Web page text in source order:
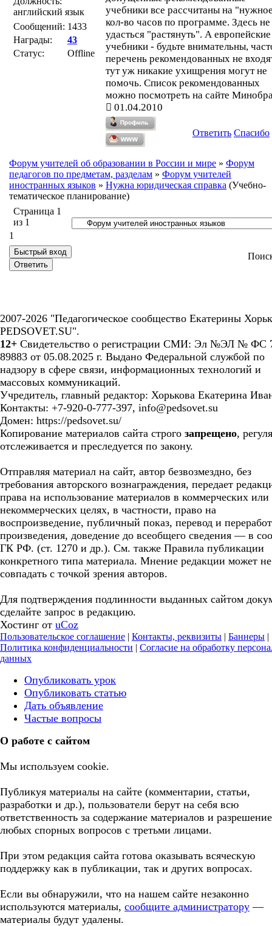
английский язык
Сообщений: 1433
Награды:
43
Статус:
Offline
учебники все рассчитаны на
кол-во часов по программе. Здесь не
удасться "растянуть". А европейские
учебники - будьте внимательны,
перечень рекомендованных не
тут уж никакие ухищрения могут не
помочь. Список рекомендованных
можно посмотреть на сайте
01.04.2010
Ответить Спасибо
Форум учителей об образовании в России и мире » Форум
педагогов по предметам, разделам » Форум учителей
иностранных языков » Нужна юридическая справка (Учебно-
тематическое планирование)
Страница 1
из 1
1
2007-2026 "Педагогическое сообщество Екатерины
PEDSOVET.SU".
12+ Свидетельство о регистрации СМИ: Эл №ЭЛ № ФС
89883 от 05.08.2025 г. Выдано Федеральной службой по
надзору в сфере связи, информационных технологий и
массовых коммуникаций.
Учредитель, главный редактор: Хорькова Екатерина
Контакты: +7-920-0-777-397, info@pedsovet.su
Домен: https://pedsovet.su/
Копирование материалов сайта строго запрещено,
отслеживается и преследуется по закону.
Отправляя материал на сайт, автор безвозмездно, без
требования авторского вознаграждения, передает
права на использование материалов в коммерческих или
некоммерческих целях, в частности, право на
воспроизведение, публичный показ, перевод и
произведения, доведение до всеобщего сведения — в
ГК РФ. (ст. 1270 и др.). См. также Правила публикации
конкретного типа материала. Мнение редакции может не
совпадать с точкой зрения авторов.
Для подтверждения подлинности выданных сайтом
сделайте запрос в редакцию.
Хостинг от uCoz
Пользовательское соглашение | Контакты, реквизиты | Баннеры |
Политика конфиденциальности | Согласие на обработку
данных
Опубликовать урок
Опубликовать статью
Дать объявление
Частые вопросы
О работе с сайтом
Мы используем cookie.
Публикуя материалы на сайте (комментарии, статьи,
разработки и др.), пользователи берут на себя всю
ответственность за содержание материалов и разрешение
любых спорных вопросов с третьми лицами.
При этом редакция сайта готова оказывать всяческую
поддержку как в публикации, так и других вопросах.
Если вы обнаружили, что на нашем сайте незаконно
используются материалы, сообщите администратору —
материалы будут удалены.